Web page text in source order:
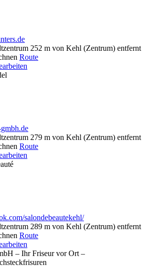
252 m von Kehl (Zentrum) entfernt
Route
279 m von Kehl (Zentrum) entfernt
Route
salondebeautekehl/
289 m von Kehl (Zentrum) entfernt
Route
– Ihr Friseur vor Ort –